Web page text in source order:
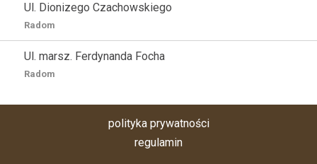
Ul. Dionizego Czachowskiego
Radom
Ul. marsz. Ferdynanda Focha
Radom
polityka prywatności
regulamin